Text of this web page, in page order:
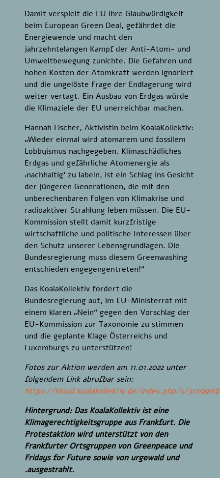
Damit verspielt die EU ihre Glaubwürdigkeit
beim European Green Deal, gefährdet die
Energiewende und macht den
jahrzehntelangen Kampf der Anti-Atom- und
Umweltbewegung zunichte. Die Gefahren und
hohen Kosten der Atomkraft werden ignoriert
und die ungelöste Frage der Endlagerung wird
weiter vertagt. Ein Ausbau von Erdgas würde
die Klimaziele der EU unerreichbar machen.
Hannah Fischer, Aktivistin beim KoalaKollektiv:
„Wieder einmal wird atomarem und fossilem
Lobbyismus nachgegeben. Klimaschädliches
Erdgas und gefährliche Atomenergie als
‚nachhaltig‘ zu labeln, ist ein Schlag ins Gesicht
der jüngeren Generationen, die mit den
unberechenbaren Folgen von Klimakrise und
radioaktiver Strahlung leben müssen. Die EU-
Kommission stellt damit kurzfristige
wirtschaftliche und politische Interessen über
den Schutz unserer Lebensgrundlagen. Die
Bundesregierung muss diesem Greenwashing
entschieden engegengentreten!“
Das KoalaKollektiv fordert die
Bundesregierung auf, im EU-Ministerrat mit
einem klaren „Nein“ gegen den Vorschlag der
EU-Kommission zur Taxonomie zu stimmen
und die geplante Klage Österreichs und
Luxemburgs zu unterstützen!
Fotos zur Aktion werden am 11.01.2022 unter
folgendem Link abrufbar sein:
https://kloud.koalakollektiv.de/index.php/s/
Hintergrund: Das KoalaKollektiv ist eine
Klimagerechtigkeitsgruppe aus Frankfurt. Die
Protestaktion wird unterstützt von den
Frankfurter Ortsgruppen von Greenpeace und
Fridays for Future sowie von urgewald und
.ausgestrahlt.